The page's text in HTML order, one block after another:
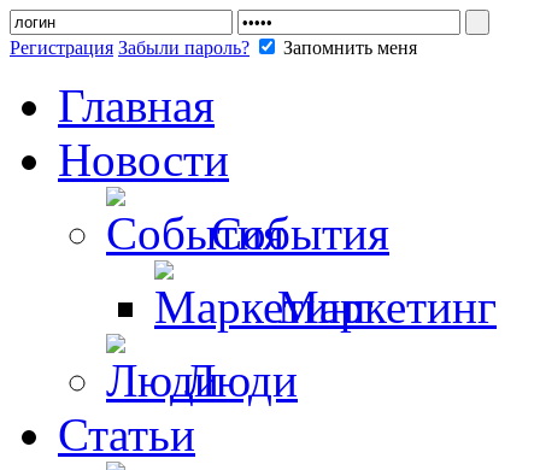
Регистрация Забыли пароль? Запомнить меня
Главная
Новости
События
Маркетинг
Люди
Статьи